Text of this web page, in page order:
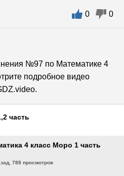
0 0
№97 по Математике 4
подробное видео
часть
4 класс Моро 1 часть
763 просмотра
775 просмотров
4 класс Моро 1 часть
788 просмотров